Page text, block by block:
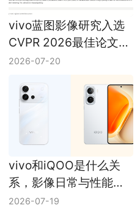
vivo蓝图影像研究入选
CVPR 2026最佳论文候
选，MagicBokeh看点
2026-07-20
vivo和iQOO是什么关
系，影像日常与性能游
戏定位拆开看
2026-07-19